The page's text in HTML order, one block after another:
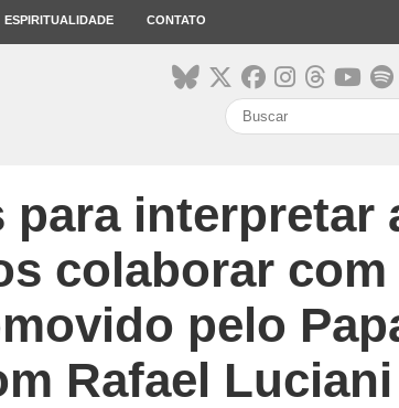
ESPIRITUALIDADE CONTATO
para interpretar
colaborar com
pelo
Rafael Luciani